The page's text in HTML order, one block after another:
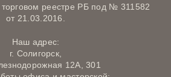
торговом реестре РБ под № 311582
от 21.03.2016.
Наш адрес:
г. Солигорск,
12А, 301